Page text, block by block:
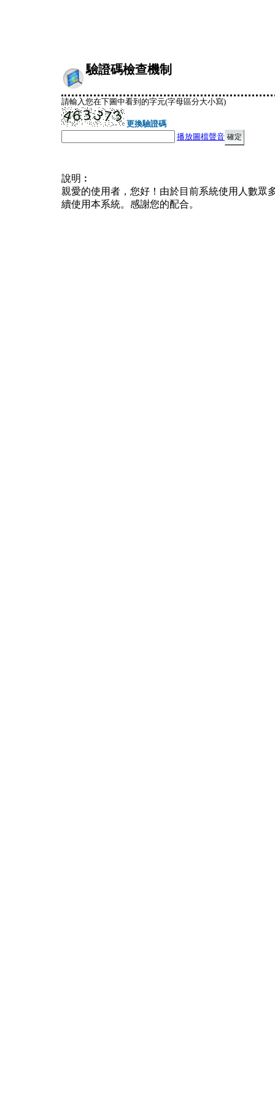
驗證碼檢查機制
請輸入您在下圖中看到的字元(字母區分大小寫)
更換驗證碼
播放圖檔聲音
說明︰
親愛的使用者，您好！由於目前系統使用人數眾
續使用本系統。感謝您的配合。